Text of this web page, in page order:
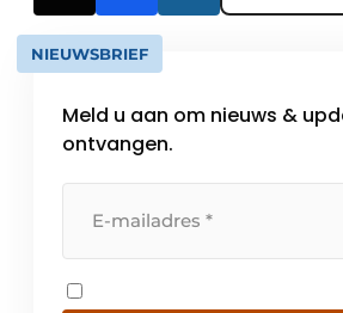
NIEUWSBRIEF
Meld u aan om nieuws &
ontvangen.